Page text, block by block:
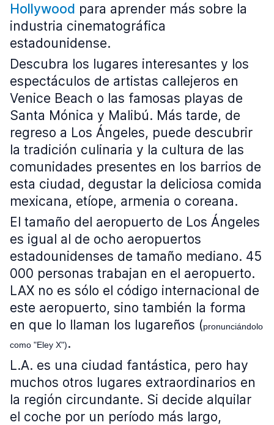
Hollywood para aprender más sobre la
industria cinematográfica
estadounidense.
Descubra los lugares interesantes y los
espectáculos de artistas callejeros en
Venice Beach o las famosas playas de
Santa Mónica y Malibú. Más tarde, de
regreso a Los Ángeles, puede descubrir
la tradición culinaria y la cultura de las
comunidades presentes en los barrios de
esta ciudad, degustar la deliciosa comida
mexicana, etíope, armenia o coreana.
El tamaño del aeropuerto de Los Ángeles
es igual al de ocho aeropuertos
estadounidenses de tamaño mediano. 45
000 personas trabajan en el aeropuerto.
LAX no es sólo el código internacional de
este aeropuerto, sino también la forma
en que lo llaman los lugareños (pronunciándolo
como "Eley X").
L.A. es una ciudad fantástica, pero hay
muchos otros lugares extraordinarios en
la región circundante. Si decide alquilar
el coche por un período más largo,